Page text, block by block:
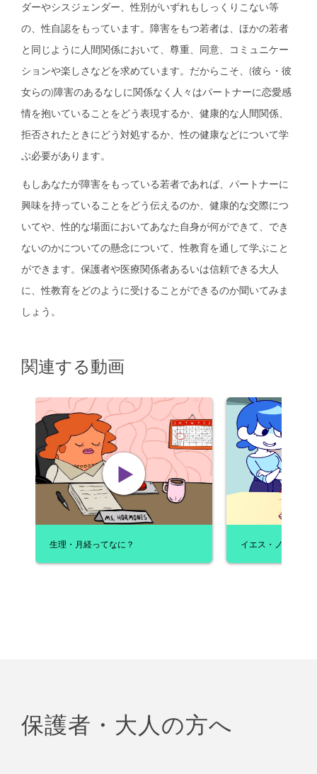
ダーやシスジェンダー、性別がいずれもしっくりこない等
の、性自認をもっています。障害をもつ若者は、ほかの若者
と同じように人間関係において、尊重、同意、コミュニケー
ションや楽しさなどを求めています。だからこそ、(彼ら・彼
女らの)障害のあるなしに関係なく人々はパートナーに恋愛感
情を抱いていることをどう表現するか、 健康的な人間関係、
拒否されたときにどう対処するか、性の健康などについて学
ぶ必要があります。
もしあなたが障害をもっている若者であれば、パートナーに
興味を持っていることをどう伝えるのか、 健康的な交際につ
いてや、性的な場面においてあなた自身が何ができて、でき
ないのかについての懸念について、性教育を通して学ぶこと
ができます。保護者や医療関係者あるいは信頼できる大人
に、性教育をどのように受けることができるのか聞いてみま
しょう。
関連する動画
生理・月経ってなに？ イエス・ノーどっ
保護者・大人の方へ